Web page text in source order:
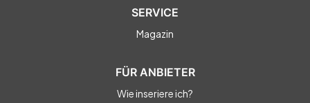
SERVICE
Magazin
FÜR ANBIETER
Wie inseriere ich?